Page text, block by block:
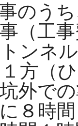
のうち
（工
ンネ
方（
外で
８時